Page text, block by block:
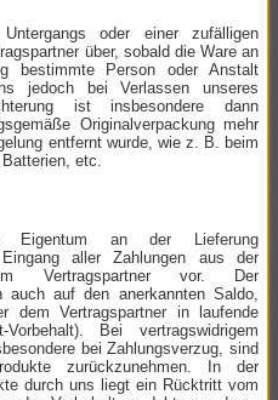
oder einer zufälligen
über, sobald die Ware an
bestimmte Person oder Anstalt
jedoch bei Verlassen unseres
ist insbesondere dann
Originalverpackung mehr
entfernt wurde, wie z. B. beim
etc.
an der Lieferung
aller Zahlungen aus der
Vertragspartner vor. Der
auch auf den anerkannten Saldo,
dem Vertragspartner in laufende
Vorbehalt). Bei vertragswidrigem
bei Zahlungsverzug, sind
zurückzunehmen. In der
durch uns liegt ein Rücktritt vom